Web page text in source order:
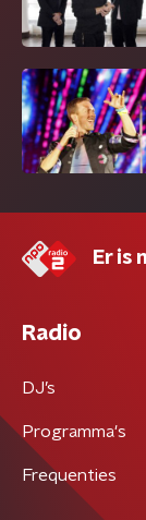
Er is
Radio
DJ’s
Programma's
Frequenties